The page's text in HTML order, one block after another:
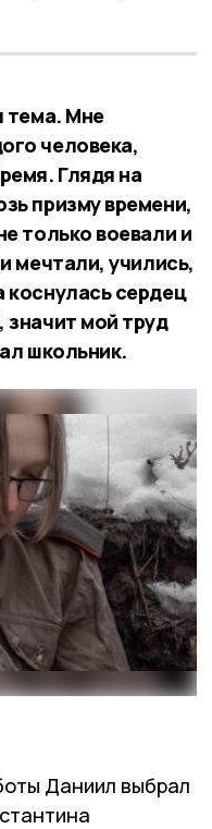
тема. Мне
человека,
Глядя на
призму времени,
только воевали и
мечтали, учились,
сердец
значит мой труд
школьник.
Даниил выбрал